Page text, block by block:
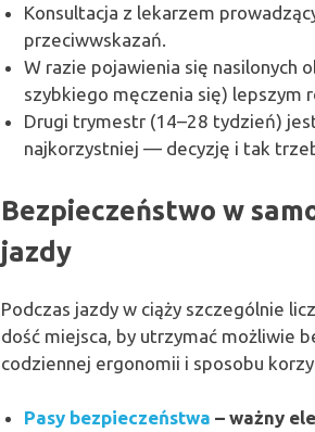
Konsultacja z lekarzem
przeciwwskazań.
W razie pojawienia się nasilonych
szybkiego męczenia się) lepszym
Drugi trymestr (14–28 tydzień)
najkorzystniej — decyzję i tak
Bezpieczeństwo w
jazdy
Podczas jazdy w ciąży szczególnie
dość miejsca, by utrzymać możliwie
codziennej ergonomii i sposobu
Pasy bezpieczeństwa – ważny